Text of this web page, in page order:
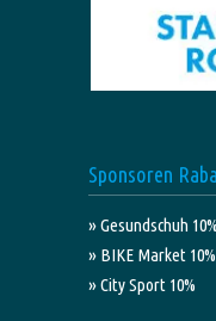
Sponsoren
» Gesundschuh 10%
» BIKE Market 10%
» City Sport 10%